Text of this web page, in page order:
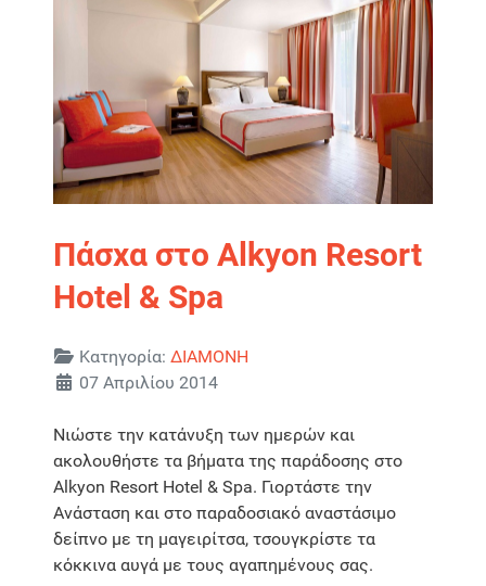
Πάσχα στο Alkyon Resort
Hotel & Spa
Λεπτομέρειες
Κατηγορία: ΔΙΑΜΟΝΗ
07 Απριλίου 2014
Νιώστε την κατάνυξη των ημερών και
ακολουθήστε τα βήματα της παράδοσης στο
Alkyon Resort Hotel & Spa. Γιορτάστε την
Ανάσταση και στο παραδοσιακό αναστάσιμο
δείπνο με τη μαγειρίτσα, τσουγκρίστε τα
κόκκινα αυγά με τους αγαπημένους σας.